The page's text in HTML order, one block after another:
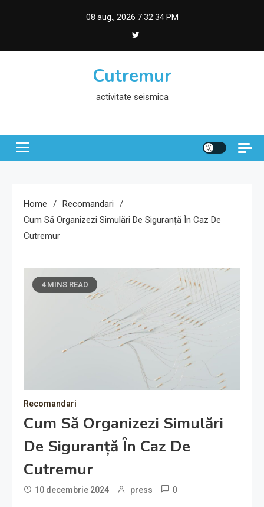
08 aug., 2026 7:32:35 PM
Cutremur
activitate seismica
Home
Recomandari
Cum Să Organizezi Simulări De Siguranță În Caz De
Cutremur
4 MINS READ
Recomandari
Cum Să Organizezi Simulări
De Siguranță În Caz De
Cutremur
10 decembrie 2024 press 0